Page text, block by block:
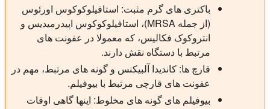
باکتری های گرم مثبت: استافیلوکوکوس اورئوس
(از جمله MRSA)، استافیلوکوکوس اپیدرمیدیس و
انتروکوک فکالیس، که معمولا در عفونت های
مرتبط با دستگاه نقش دارند.
قارچ ها: کاندیدا آلبیکنس و گونه های مرتبط، مهم در
عفونت های قارچی مرتبط با بیوفیلم.
بیوفیلم های گونه های مخلوط: اینها گاهی اوقات